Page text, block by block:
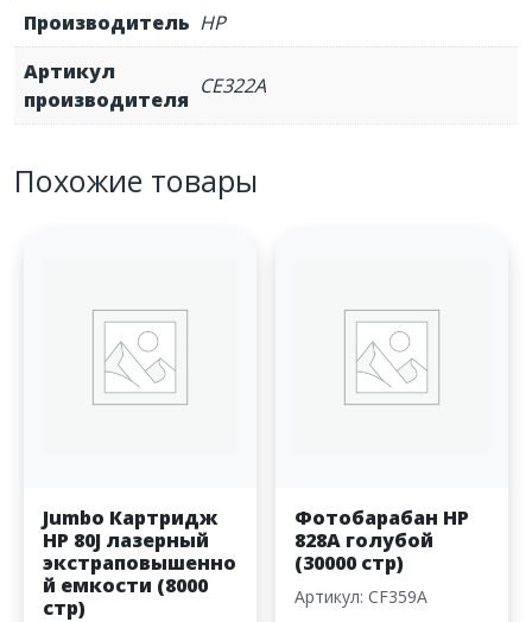
Производитель HP
Артикул
производителя
CE322A
Похожие товары
Jumbo Картридж
HP 80J лазерный
экстраповышенно
й емкости (8000
стр)
Фотобарабан HP
828A голубой
(30000 стр)
Артикул: CF359A